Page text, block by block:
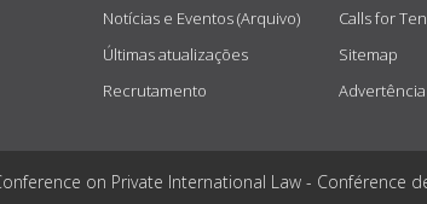
Notícias e Eventos (Arquivo)
Últimas atualizações
Recrutamento
Calls for
Sitemap
on Private International Law - Conférence